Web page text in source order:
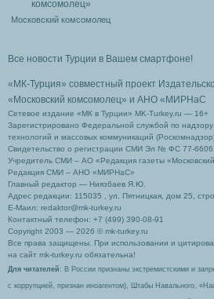
Московский комсомолец
Все новости Турции в Вашем смартфоне!
«МК-Турция» совместный проект
«Московский комсомолец» и АНО «МИРНаС
Сетевое издание «МК в Турции» MK-Turkey.ru — 16+
Зарегистрировано Федеральной службой по
технологий и массовых коммуникаций
Свидетельство о регистрации СМИ Эл № ФС 77-
Учредитель СМИ – АО «Редакция газеты
Редакция СМИ – АНО «МИРНаС»
Главный редактор — Ниязбаев Я.Ю.
Адрес редакции: 115035 , ул. Пятницкая, дом 25,
Е-Маил: redaktor@mk-turkey.ru
Контактный телефон: +7 (499) 390-08-91
Copyright 2003 — 2026 © mk-turkey.ru
Все права защищены. При использовании и
на сайт mk-turkey.ru обязательна!
Для читателей : В России признаны экстремистскими и
с коррупцией, признан иноагентом), Штабы Навального,